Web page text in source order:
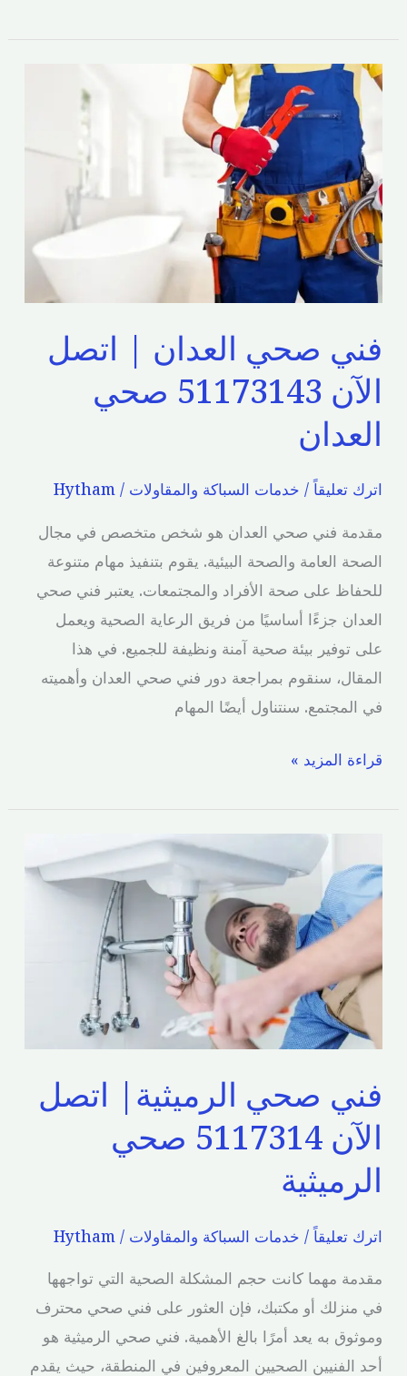
فني صحي العدان | اتصل
الآن 51173143 صحي
العدان
اترك تعليقاً / خدمات السباكة والمقاولات /
Hytham
مقدمة فني صحي العدان هو شخص متخصص في مجال
الصحة العامة والصحة البيئية. يقوم بتنفيذ مهام متنوعة
للحفاظ على صحة الأفراد والمجتمعات. يعتبر فني صحي
العدان جزءًا أساسيًا من فريق الرعاية الصحية ويعمل
على توفير بيئة صحية آمنة ونظيفة للجميع. في هذا
المقال، سنقوم بمراجعة دور فني صحي العدان وأهميته
في المجتمع. سنتناول أيضًا المهام
فني
صحي
العدان
اتصل
الآن
51173143
صحي
العدان
قراءة المزيد »
فني صحي الرميثية| اتصل
الآن 5117314 صحي
الرميثية
اترك تعليقاً / خدمات السباكة والمقاولات /
Hytham
مقدمة مهما كانت حجم المشكلة الصحية التي تواجهها
في منزلك أو مكتبك، فإن العثور على فني صحي محترف
وموثوق به يعد أمرًا بالغ الأهمية. فني صحي الرميثية هو
أحد الفنيين الصحيين المعروفين في المنطقة، حيث يقدم
صحي
الرميثية|
الآن
5117314
صحي
الرميثية